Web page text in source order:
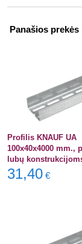
Panašios prekės
Profilis KNAUF UA
100x40x4000 mm.,
lubų
31,40 €